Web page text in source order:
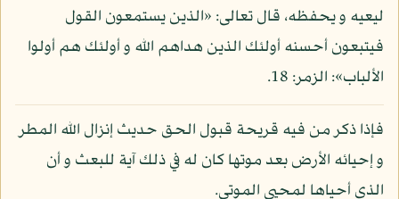
ليعيه و يحفظه، قال تعالى: «الذين يستمعون القول
فيتبعون أحسنه أولئك الذين هداهم الله و أولئك هم أولوا
الألباب»: الزمر: 18.
فإذا ذكر من فيه قريحة قبول الحق حديث إنزال الله المطر
و إحيائه الأرض بعد موتها كان له في ذلك آية للبعث و أن
الذي أحياها لمحيي الموتى.